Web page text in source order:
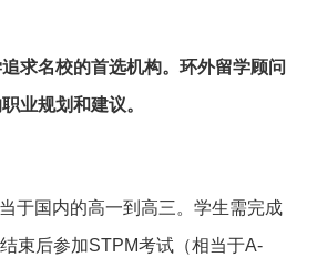
求名校的首选机构。环外留学顾问
业规划和建议。
于国内的高一到高三。学生需完成
束后参加STPM考试（相当于A-